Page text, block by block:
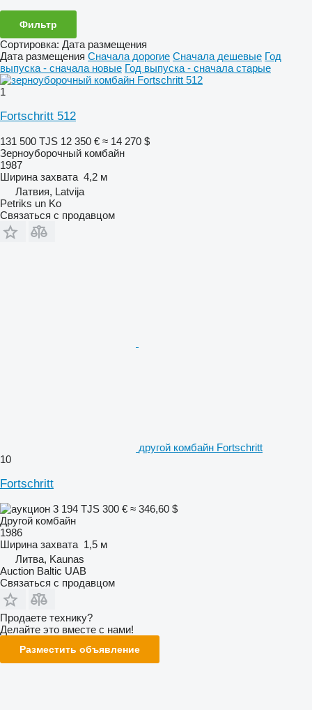
Фильтр
Сортировка: Дата размещения
Дата размещения Сначала дорогие Сначала дешевые Год
выпуска - сначала новые Год выпуска - сначала старые
1
Fortschritt 512
131 500 TJS 12 350 € ≈ 14 270 $
Зерноуборочный комбайн
1987
Ширина захвата 4,2 м
Латвия, Latvija
Petriks un Ko
Связаться с продавцом
другой комбайн Fortschritt
10
Fortschritt
3 194 TJS 300 € ≈ 346,60 $
Другой комбайн
1986
Ширина захвата 1,5 м
Литва, Kaunas
Auction Baltic UAB
Связаться с продавцом
Продаете технику?
Делайте это вместе с нами!
Разместить объявление